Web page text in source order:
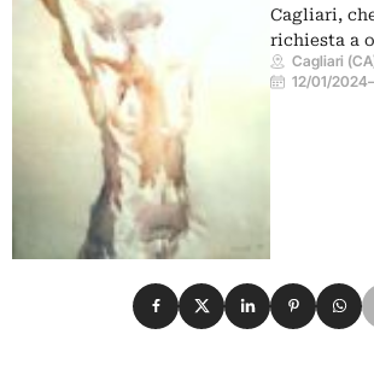
Cagliari,
richiesta a
Cagliari
12/01/2024
Condividi su Facebook
Condividi su X
Condividi su
Condividi